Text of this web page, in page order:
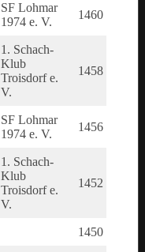
SF Lohmar
1974 e. V.
1460
1. Schach-
Klub
Troisdorf e.
V.
1458
SF Lohmar
1974 e. V.
1456
1. Schach-
Klub
Troisdorf e.
V.
1452
1450